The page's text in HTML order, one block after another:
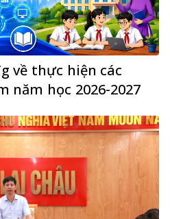
về thực hiện các
năm học 2026-2027